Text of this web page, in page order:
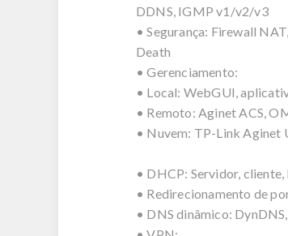
DDNS, IGMP v1/v2/v3
• Segurança: Firewall
Death
• Gerenciamento:
• Local: WebGUI,
• Remoto: Aginet ACS,
• Nuvem: TP-Link Aginet
• DHCP: Servidor,
• Redirecionamento de
• DNS dinâmico: